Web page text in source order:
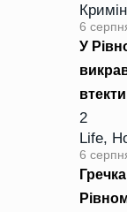
6
У
2
Life,
6